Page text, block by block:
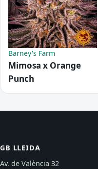
Barney's Farm
Mimosa x Orange
Punch
GB LLEIDA
Av. de València 32